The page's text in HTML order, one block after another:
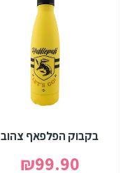
בקבוק הפלפאף צהוב
₪99.90